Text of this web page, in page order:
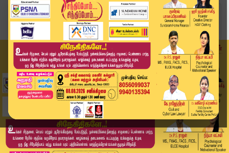
Home
வீடியோ ஸ்டோரி
ஆயிரக்கணக்கான அரிய நீர்ப்பறவைகள்; ‘Birding Hots...